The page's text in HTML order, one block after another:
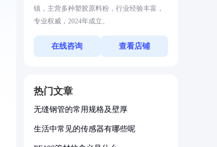
镇，主营多种塑胶原料粉，行业经验丰富，
专业权威，2024年成立。
在线咨询 查看店铺
热门文章
无缝钢管的常用规格及壁厚
生活中常见的传感器有哪些呢